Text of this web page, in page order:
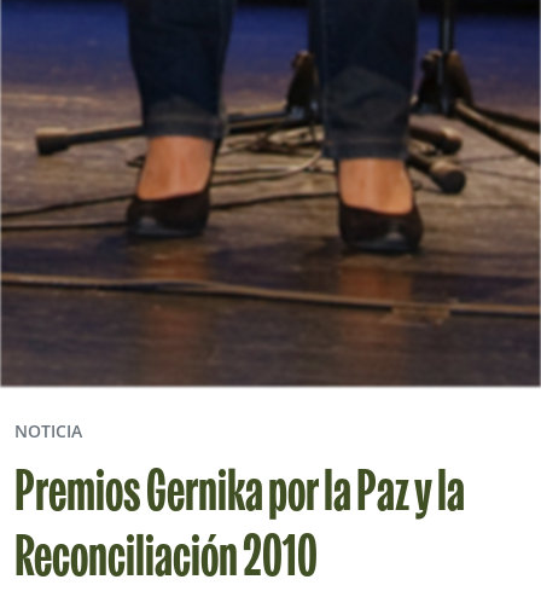
NOTICIA
Premios Gernika por la Paz y la
Reconciliación 2010